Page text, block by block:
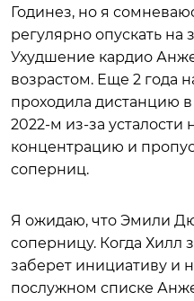
Годинез, но я
регулярно опускать на
Ухудшение кардио
возрастом. Еще 2 года
проходила дистанцию в
2022-м из-за усталости
концентрацию и
соперниц.
Я ожидаю, что Эмили
соперницу. Когда Хилл
заберет инициативу и
послужном списке